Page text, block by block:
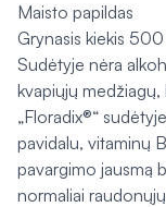
Maisto papildas
Grynasis kiekis
Sudėtyje nėra
kvapiųjų medžiagų,
„Floradix®“
pavidalu, vitaminų
pavargimo jausmą
normaliai